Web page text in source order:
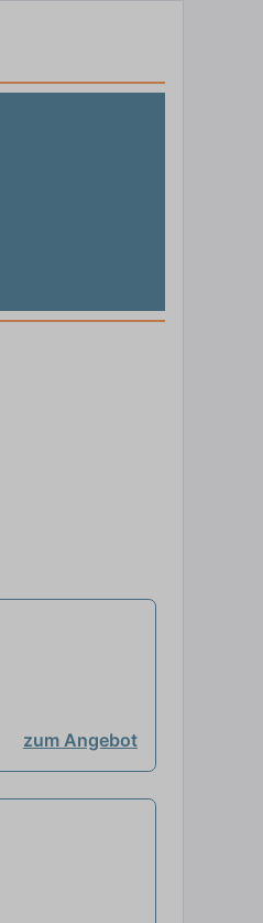
zum Angebot